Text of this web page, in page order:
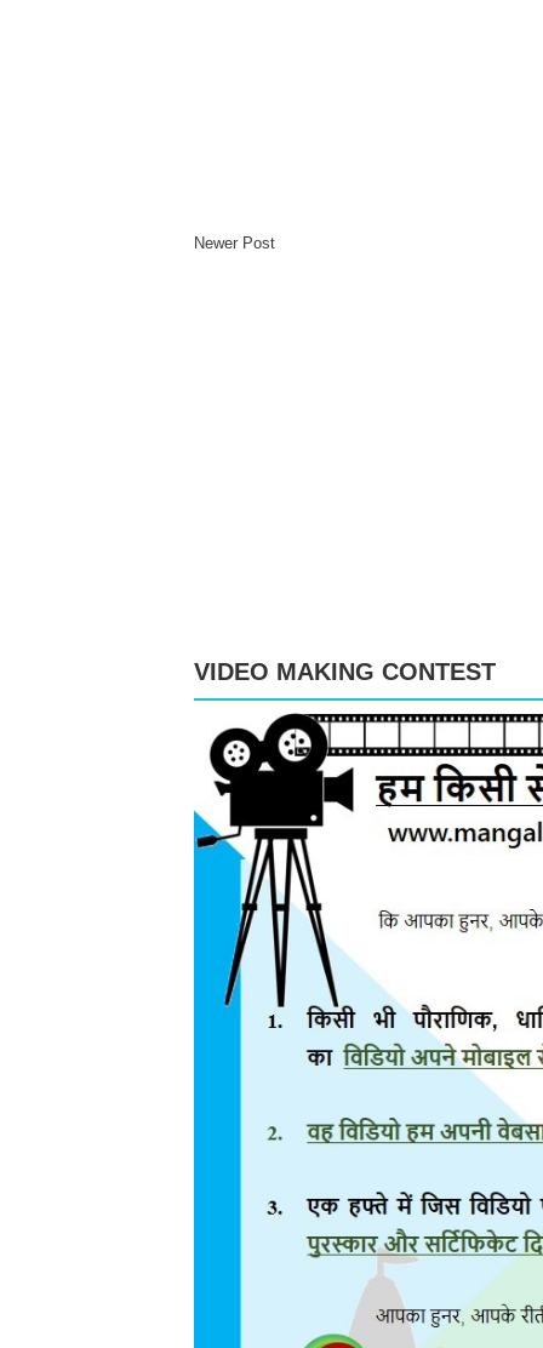
Newer Post
VIDEO MAKING CONTEST